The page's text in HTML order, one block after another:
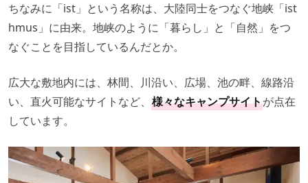
ちなみに「ist」という名称は、大陸同士をつなぐ地峡「ist
hmus」に由来。地峡のように「暮らし」と「自然」をつ
なぐことを目指しているんだとか。
広大な敷地内には、林間、川沿い、広場、池の畔、線路沿
い、直火可能なサイトなど、 様々なキャンプサイトが点在
しています。